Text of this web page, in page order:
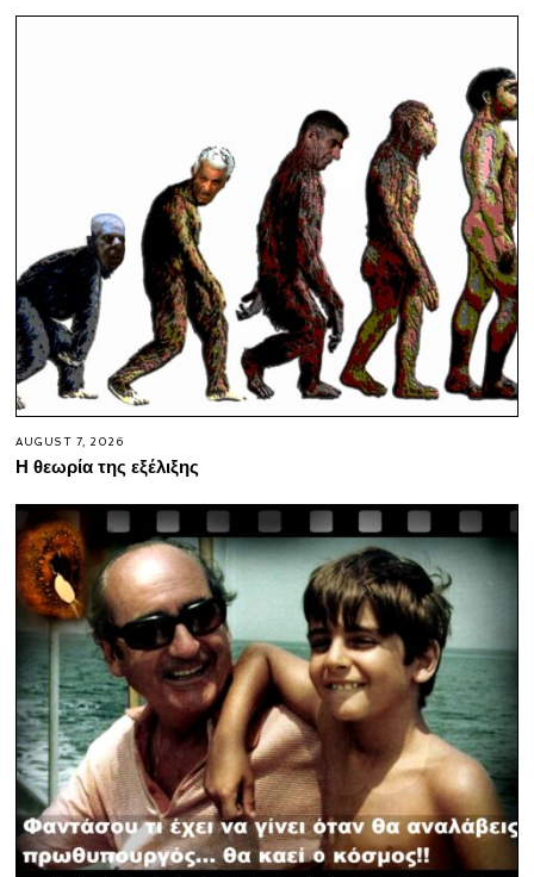
AUGUST 7, 2026
Η θεωρία της εξέλιξης